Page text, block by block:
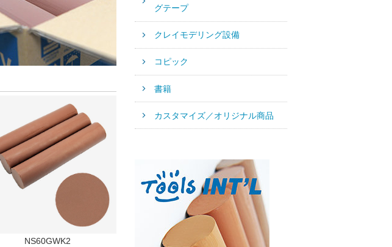
NS60GWK2
グテープ
クレイモデリング設備
コピック
書籍
カスタマイズ／オリジナル商品